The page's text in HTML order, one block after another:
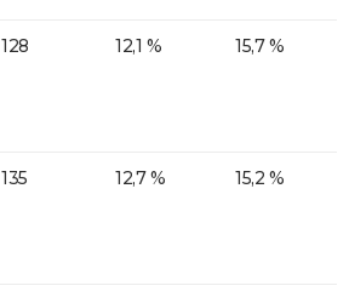
128 12,1 % 15,7 %
135 12,7 % 15,2 %